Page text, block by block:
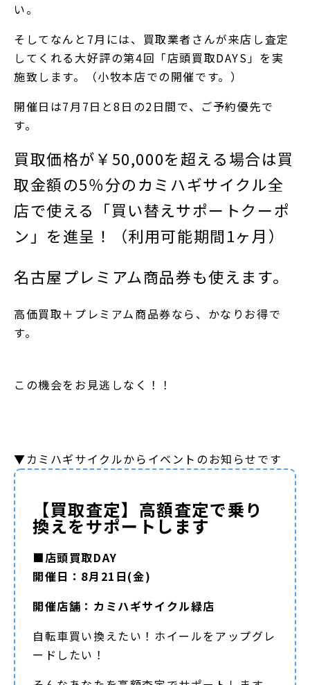
い。
そしてなんと7月には、買取業者さんが来店し査定
してくれる大好評の第4回「店頭買取DAYS」 を実
施致します。（小牧本店での開催です。）
開催日は7月7日と8日の2日間で、ご予約優先で
す。
買取価格が￥50,000を超える場合は買
取金額の5％分のカミハギサイクル全
店で使える「買い替えサポートクーポ
ン」を進呈！（利用可能期間1ヶ月）
名古屋プレミアム商品券も使えます。
高価買取＋プレミアム商品券なら、かなりお得で
す。
この機会をお見逃しなく！！
▼カミハギサイクルからイベントのお知らせです
【買取査定】高額査定で乗り
換えをサポートします
■店頭買取DAY
開催日：8月21日(金)
開催店舗：カミハギサイクル緑店
自転車買い換えたい！ホイールをアップグレ
ードしたい！